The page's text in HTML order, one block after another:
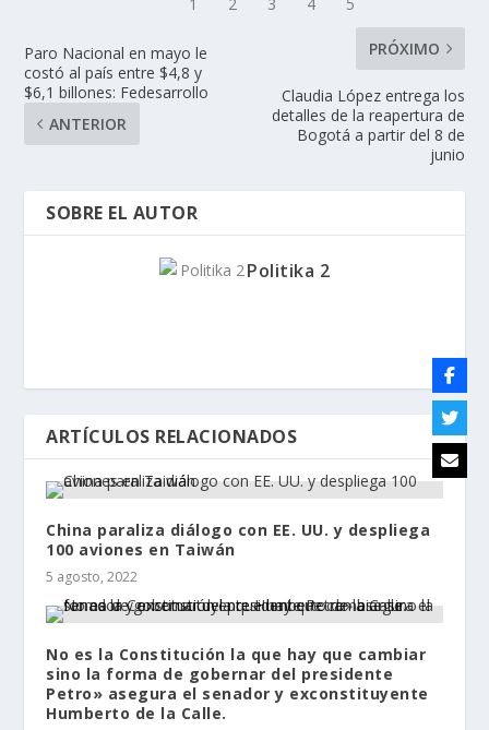
Paro Nacional en mayo le
costó al país entre $4,8 y
$6,1 billones: Fedesarrollo
ANTERIOR
PRÓXIMO
Claudia López entrega los
detalles de la reapertura de
Bogotá a partir del 8 de
junio
SOBRE EL AUTOR
Politika 2
ARTÍCULOS RELACIONADOS
China paraliza diálogo con EE. UU. y despliega
100 aviones en Taiwán
5 agosto, 2022
No es la Constitución la que hay que cambiar
sino la forma de gobernar del presidente
Petro» asegura el senador y exconstituyente
Humberto de la Calle.